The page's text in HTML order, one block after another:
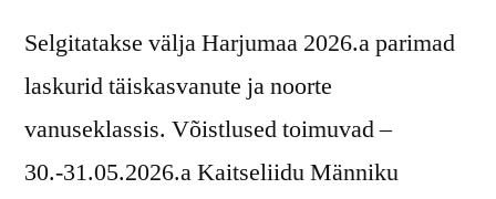
Selgitatakse välja Harjumaa 2026.a parimad
laskurid täiskasvanute ja noorte
vanuseklassis. Võistlused toimuvad –
30.-31.05.2026.a Kaitseliidu Männiku